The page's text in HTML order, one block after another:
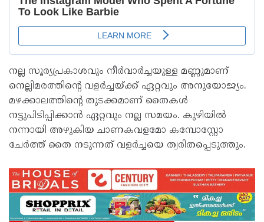
നല്ല സൂര്യപ്രകാശവും നീർവാർച്ചയുള്ള മണ്ണുമാണ്
നെല്ലിമരത്തിന്റെ വളർച്ചയ്ക്ക് ഏറ്റവും അനുയോജ്യം.
മഴക്കാലത്തിന്റെ തുടക്കമാണ് തൈകൾ
നട്ടുപിടിപ്പിക്കാൻ ഏറ്റവും നല്ല സമയം. കുഴിയിൽ
നന്നായി അഴുകിയ ചാണകവളമോ കമ്പോസ്റ്റോ
ചേർത്ത് തൈ നടുന്നത് വളർച്ചയെ ത്വരിതപ്പെടുത്തും.